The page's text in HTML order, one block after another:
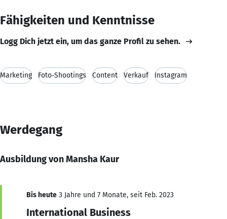
Fähigkeiten und Kenntnisse
Logg Dich jetzt ein, um das ganze Profil zu sehen.
Marketing Foto-Shootings Content Verkauf Instagram
Werdegang
Ausbildung von Mansha Kaur
Bis heute 3 Jahre und 7 Monate, seit Feb. 2023
International Business